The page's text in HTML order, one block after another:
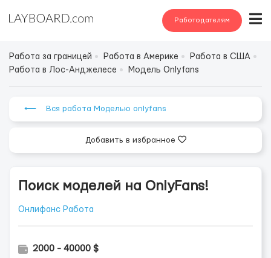
Работодателям
Работа за границей Работа в Америке
Работа в США
Работа в Лос-Анджелесе
Модель Onlyfans
⟵ Вся работа Моделью onlyfans
Добавить в избранное
Поиск моделей на OnlyFans!
Онлифанс Работа
2000 - 40000 $